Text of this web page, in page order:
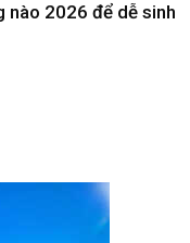
nào 2026 để dễ sinh